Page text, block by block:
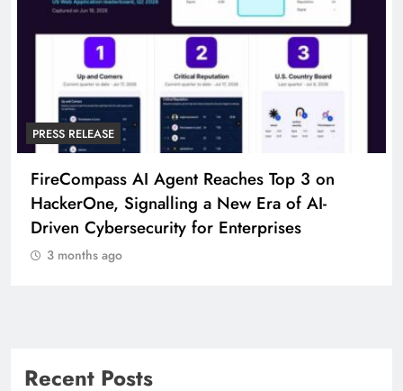
PRESS RELEASE
FireCompass AI Agent Reaches Top 3 on
HackerOne, Signalling a New Era of AI-
Driven Cybersecurity for Enterprises
3 months ago
Recent Posts